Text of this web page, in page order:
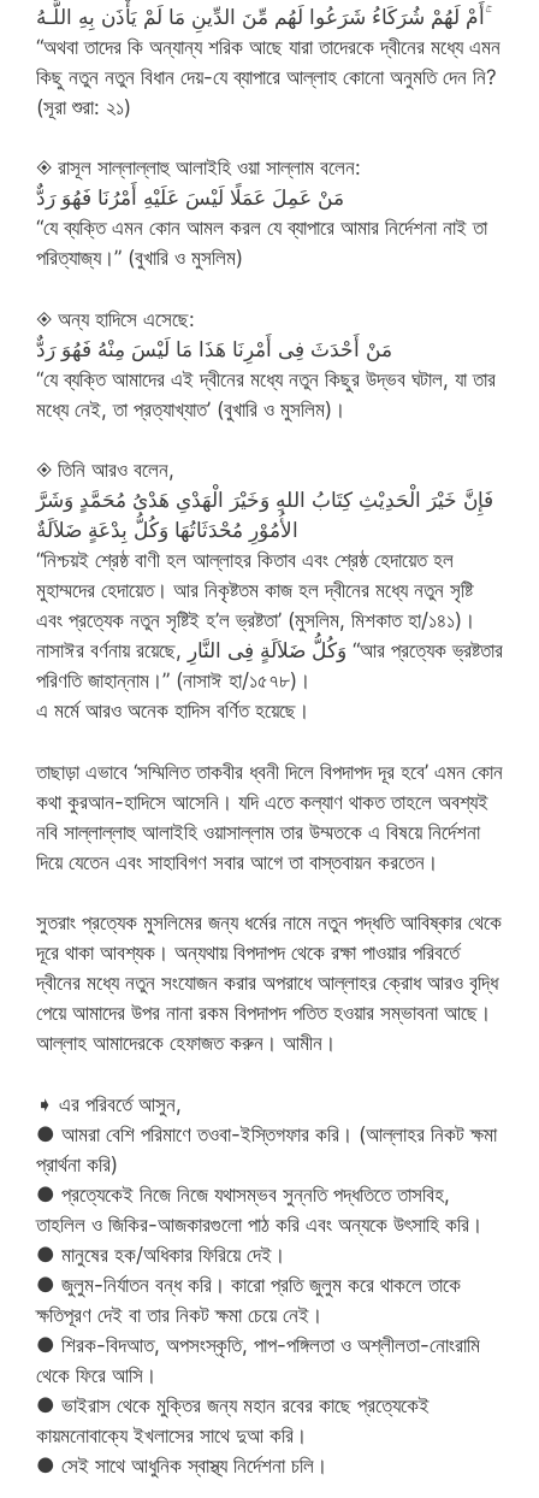
أَمْ لَهُمْ شُرَكَاءُ شَرَعُوا لَهُم مِّنَ الدِّينِ مَا لَمْ يَأْذَن بِهِ اللَّـهُ ۚ
“অথবা তাদের কি অন্যান্য শরিক আছে যারা তাদেরকে দ্বীনের মধ্যে এমন
কিছু নতুন নতুন বিধান দেয়-যে ব্যাপারে আল্লাহ কোনো অনুমতি দেন নি?
(সূরা শুরা: ২১)
◈ রাসূল সাল্লাল্লাহু আলাইহি ওয়া সাল্লাম বলেন:
مَنْ عَمِلَ عَمَلًا لَيْسَ عَلَيْهِ أَمْرُنَا فَهُوَ رَدٌّ
“যে ব্যক্তি এমন কোন আমল করল যে ব্যাপারে আমার নির্দেশনা নাই তা
পরিত্যাজ্য।” (বুখারি ও মুসলিম)
◈ অন্য হাদিসে এসেছে:
مَنْ أَحْدَثَ فِى أَمْرِنَا هَذَا مَا لَيْسَ مِنْهُ فَهُوَ رَدٌّ
“যে ব্যক্তি আমাদের এই দ্বীনের মধ্যে নতুন কিছুর উদ্ভব ঘটাল, যা তার
মধ্যে নেই, তা প্রত্যাখ্যাত’ (বুখারি ও মুসলিম)।
◈ তিনি আরও বলেন,
فَإِنَّ خَيْرَ الْحَدِيْثِ كِتَابُ اللهِ وَخَيْرَ الْهَدْىِ هَدْىُ مُحَمَّدٍ وَشَرَّ
الأُمُوْرِ مُحْدَثَاتُهَا وَكُلُّ بِدْعَةٍ ضَلاَلَةٌ
“নিশ্চয়ই শ্রেষ্ঠ বাণী হল আল্লাহর কিতাব এবং শ্রেষ্ঠ হেদায়েত হল
মুহাম্মদের হেদায়েত। আর নিকৃষ্টতম কাজ হল দ্বীনের মধ্যে নতুন সৃষ্টি
এবং প্রত্যেক নতুন সৃষ্টিই হ’ল ভ্রষ্টতা’ (মুসলিম, মিশকাত হা/১৪১)।
নাসাঈর বর্ণনায় রয়েছে, وَكُلُّ ضَلاَلَةٍ فِى النَّارِ “আর প্রত্যেক ভ্রষ্টতার
পরিণতি জাহান্নাম।” (নাসাঈ হা/১৫৭৮)।
এ মর্মে আরও অনেক হাদিস বর্ণিত হয়েছে।
তাছাড়া এভাবে ‘সম্মিলিত তাকবীর ধ্বনী দিলে বিপদাপদ দূর হবে’ এমন কোন
কথা কুরআন-হাদিসে আসেনি। যদি এতে কল্যাণ থাকত তাহলে অবশ্যই
নবি সাল্লাল্লাহু আলাইহি ওয়াসাল্লাম তার উম্মতকে এ বিষয়ে নির্দেশনা
দিয়ে যেতেন এবং সাহাবিগণ সবার আগে তা বাস্তবায়ন করতেন।
সুতরাং প্রত্যেক মুসলিমের জন্য ধর্মের নামে নতুন পদ্ধতি আবিষ্কার থেকে
দূরে থাকা আবশ্যক। অন্যথায় বিপদাপদ থেকে রক্ষা পাওয়ার পরিবর্তে
দ্বীনের মধ্যে নতুন সংযোজন করার অপরাধে আল্লাহর ক্রোধ আরও বৃদ্ধি
পেয়ে আমাদের উপর নানা রকম বিপদাপদ পতিত হওয়ার সম্ভাবনা আছে।
আল্লাহ আমাদেরকে হেফাজত করুন। আমীন।
➧ এর পরিবর্তে আসুন,
● আমরা বেশি পরিমাণে তওবা-ইস্তিগফার করি। (আল্লাহর নিকট ক্ষমা
প্রার্থনা করি)
● প্রত্যেকেই নিজে নিজে যথাসম্ভব সুন্নতি পদ্ধতিতে তাসবিহ,
তাহলিল ও জিকির-আজকারগুলো পাঠ করি এবং অন্যকে উৎসাহি করি।
● মানুষের হক/অধিকার ফিরিয়ে দেই।
● জুলুম-নির্যাতন বন্ধ করি। কারো প্রতি জুলুম করে থাকলে তাকে
ক্ষতিপূরণ দেই বা তার নিকট ক্ষমা চেয়ে নেই।
● শিরক-বিদআত, অপসংস্কৃতি, পাপ-পঙ্গিলতা ও অশ্লীলতা-নোংরামি
থেকে ফিরে আসি।
● ভাইরাস থেকে মুক্তির জন্য মহান রবের কাছে প্রত্যেকেই
কায়মনোবাক্যে ইখলাসের সাথে দুআ করি।
● সেই সাথে আধুনিক স্বাস্থ্য নির্দেশনা চলি।